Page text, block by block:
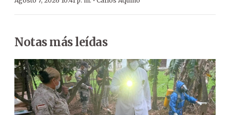
Notas más leídas